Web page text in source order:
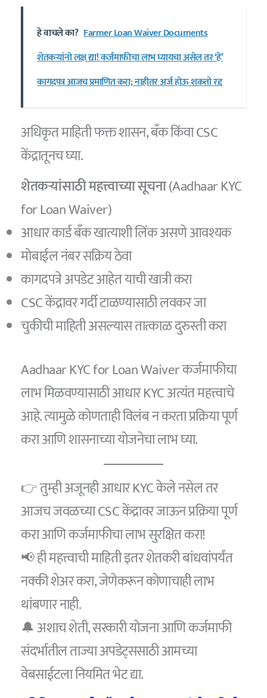
हे वाचले का? Farmer Loan Waiver Documents
शेतकऱ्यांनो लक्ष द्या! कर्जमाफीचा लाभ घ्यायचा असेल तर ‘हे’
कागदपत्र आजच प्रमाणित करा; नाहीतर अर्ज होऊ शकतो रद्द
अधिकृत माहिती फक्त शासन, बँक किंवा CSC
केंद्रातूनच घ्या.
शेतकऱ्यांसाठी महत्त्वाच्या सूचना(Aadhaar KYC
for Loan Waiver)
आधार कार्ड बँक खात्याशी लिंक असणे आवश्यक
मोबाईल नंबर सक्रिय ठेवा
कागदपत्रे अपडेट आहेत याची खात्री करा
CSC केंद्रावर गर्दी टाळण्यासाठी लवकर जा
चुकीची माहिती असल्यास तात्काळ दुरुस्ती करा
Aadhaar KYC for Loan Waiver कर्जमाफीचा
लाभ मिळवण्यासाठी आधार KYC अत्यंत महत्त्वाचे
आहे. त्यामुळे कोणताही विलंब न करता प्रक्रिया पूर्ण
करा आणि शासनाच्या योजनेचा लाभ घ्या.
👉 तुम्ही अजूनही आधार KYC केले नसेल तर
आजच जवळच्या CSC केंद्रावर जाऊन प्रक्रिया पूर्ण
करा आणि कर्जमाफीचा लाभ सुरक्षित करा!
📢 ही महत्त्वाची माहिती इतर शेतकरी बांधवांपर्यंत
नक्की शेअर करा, जेणेकरून कोणाचाही लाभ
थांबणार नाही.
🔔 अशाच शेती, सरकारी योजना आणि कर्जमाफी
संदर्भातील ताज्या अपडेट्ससाठी आमच्या
वेबसाईटला नियमित भेट द्या.